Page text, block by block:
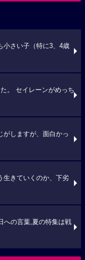
小さい子（特に3、4歳
。 セイレーンがめっち
しますが、面白かっ
生きていくのか、下劣
への言葉,夏の特集は戦